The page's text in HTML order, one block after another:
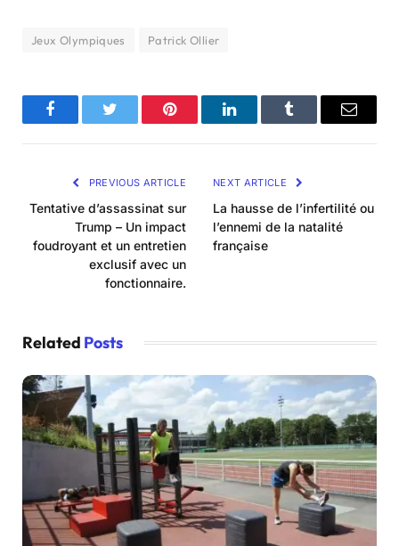
Jeux Olympiques Patrick Ollier
FacebookTwitter Pinterest LinkedInTumblr Email
PREVIOUS ARTICLE
Tentative d’assassinat sur
Trump – Un impact
foudroyant et un entretien
exclusif avec un
fonctionnaire.
NEXT ARTICLE
La hausse de l’infertilité ou
l’ennemi de la natalité
française
Related Posts